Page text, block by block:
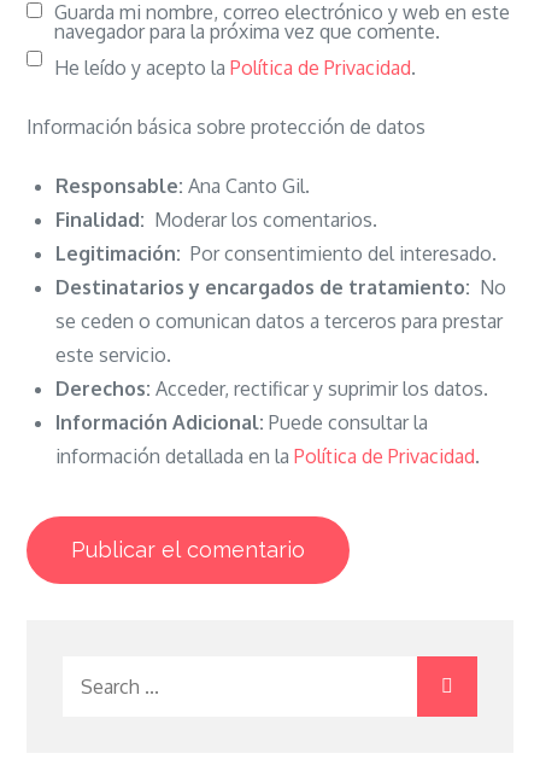
Guarda mi nombre, correo electrónico y web en este
navegador para la próxima vez que comente.
He leído y acepto laPolítica de Privacidad.
Información básica sobre protección de datos
Responsable: Ana Canto Gil.
Finalidad: Moderar los comentarios.
Legitimación: Por consentimiento del interesado.
Destinatarios y encargados de tratamiento: No
se ceden o comunican datos a terceros para prestar
este servicio.
Derechos: Acceder, rectificar y suprimir los datos.
Información Adicional: Puede consultar la
información detallada en laPolítica de Privacidad.